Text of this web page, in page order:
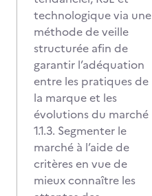
technologique via une
méthode de veille
structurée afin de
garantir l’adéquation
entre les pratiques de
la marque et les
évolutions du marché
1.1.3. Segmenter le
marché à l’aide de
critères en vue de
mieux connaître les